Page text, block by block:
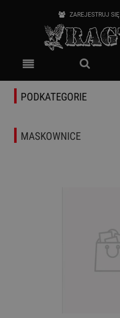
ZAREJESTRUJ SIĘ
PODKATEGORIE
MASKOWNICE